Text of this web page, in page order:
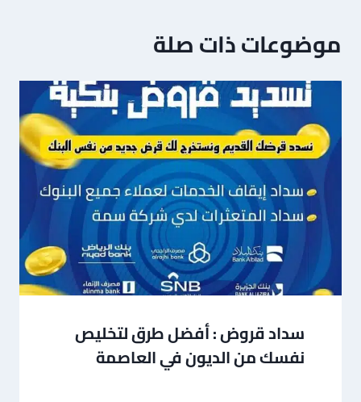
موضوعات ذات صلة
سداد قروض : أفضل طرق لتخليص
نفسك من الديون في العاصمة